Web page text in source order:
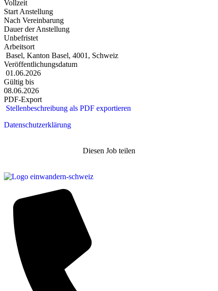
Vollzeit
Start Anstellung
Nach Vereinbarung
Dauer der Anstellung
Unbefristet
Arbeitsort
Basel, Kanton Basel, 4001, Schweiz
Veröffentlichungsdatum
01.06.2026
Gültig bis
08.06.2026
PDF-Export
Stellenbeschreibung als PDF exportieren
Datenschutzerklärung
Diesen Job teilen